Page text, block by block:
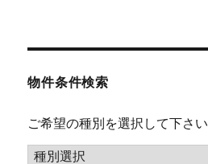
物件条件検索
ご希望の種別を選択して下さい